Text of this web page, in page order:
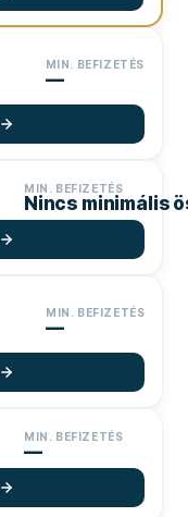
MIN. BEFIZETÉS
—
MIN. BEFIZETÉS
Nincs minimális
MIN. BEFIZETÉS
—
MIN. BEFIZETÉS
—